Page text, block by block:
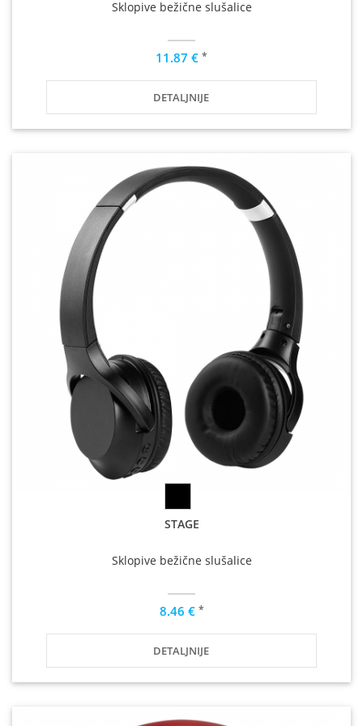
Sklopive bežične slušalice
11.87 € *
DETALJNIJE
STAGE
Sklopive bežične slušalice
8.46 € *
DETALJNIJE